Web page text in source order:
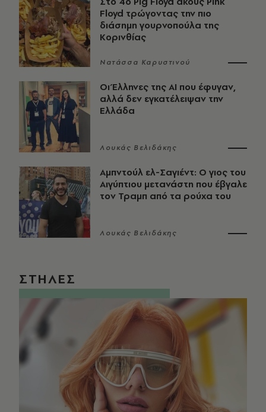
Floyd τρώγοντας την πιο
διάσημη γουρνοπούλα της
Κορινθίας
Νατάσσα Καρυστινού
Οι Έλληνες της ΑΙ που έφυγαν,
αλλά δεν εγκατέλειψαν την
Ελλάδα
Λουκάς Βελιδάκης
Αμπντούλ ελ-Σαγιέντ: Ο γιος του
Αιγύπτιου μετανάστη που έβγαλε
τον Τραμπ από τα ρούχα του
Λουκάς Βελιδάκης
ΣΤΗΛΕΣ